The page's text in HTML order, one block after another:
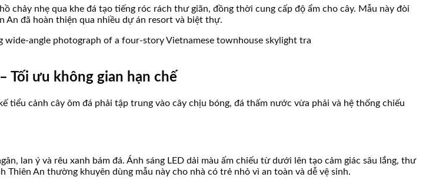
chảy nhẹ qua khe đá tạo tiếng róc rách thư giãn, đồng thời cung cấp độ ẩm cho cây. Mẫu này đòi
An đã hoàn thiện qua nhiều dự án resort và biệt thự.
Tối ưu không gian hạn chế
tiểu cảnh cây ôm đá phải tập trung vào cây chịu bóng, đá thấm nước vừa phải và hệ thống chiếu
lan ý và rêu xanh bám đá. Ánh sáng LED dải màu ấm chiếu từ dưới lên tạo cảm giác sâu lắng, thư
An thường khuyên dùng mẫu này cho nhà có trẻ nhỏ vì an toàn và dễ vệ sinh.